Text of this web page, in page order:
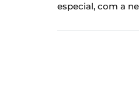
especial, com a